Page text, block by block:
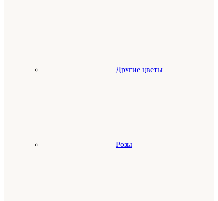
Другие цветы
Розы